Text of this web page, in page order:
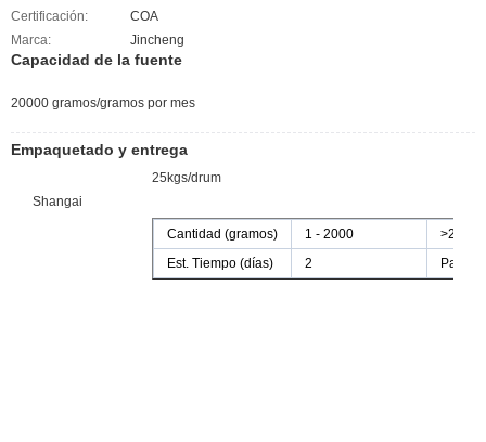
Certificación:
COA
Marca:
Jincheng
Capacidad de la fuente
20000 gramos/gramos por mes
Empaquetado y entrega
25kgs/drum
Shangai
Cantidad (gramos) 1 - 2000
>2000
Est. Tiempo (días)
2 Para